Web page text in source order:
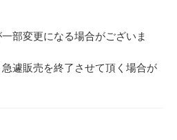
部変更になる場合がございま
遽販売を終了させて頂く場合が